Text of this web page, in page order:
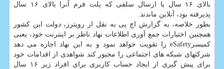
بالای ۱۶ سال یا ارسال سلفی که پلت فرم آنرا بالای ۱۶ سال
پذیرفته بود، آنلاین ماندند.
بطور خلاصه، به گزارش اچ پی به نقل از رویترز، دولت این کشور
همچنین اختیارات جمع آوری اطلاعات نهاد ناظر بر اینترنت خود، یعنی
کمیسرeSafety را تقویت خواهد نمود و به این نهاد اجازه می دهد
شرکتهای شبکه های اجتماعی را مجبور کند شواهدی از اقدامات خود
برای پیش گیری از ایجاد حساب کاربری برای افراد زیر ۱۶ سال